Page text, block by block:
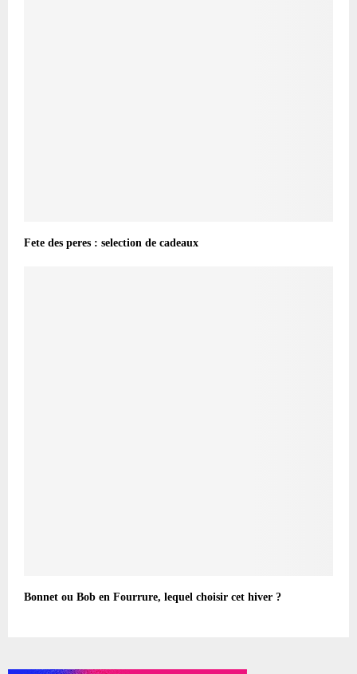
Fete des peres : selection de cadeaux
Bonnet ou Bob en Fourrure, lequel choisir cet hiver ?